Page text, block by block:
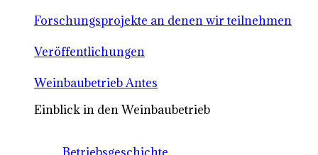
Forschungsprojekte an denen wir teilnehmen
Veröffentlichungen
Weinbaubetrieb Antes
Einblick in den Weinbaubetrieb